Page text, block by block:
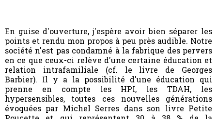
En guise d'ouverture, j'espère avoir bien séparer les
points et rendu mon propos à peu près audible. Notre
société n'est pas condamné à la fabrique des pervers
en ce que ceux-ci relève d'une certaine éducation et
relation intrafamiliale (cf. le livre de Georges
Barbier). Il y a la possibilité d'une éducation qui
prenne en compte les HPI, les TDAH, les
hypersensibles, toutes ces nouvelles générations
évoquées par Michel Serres dans son livre Petite